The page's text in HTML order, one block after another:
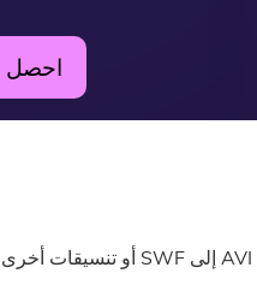
احصل